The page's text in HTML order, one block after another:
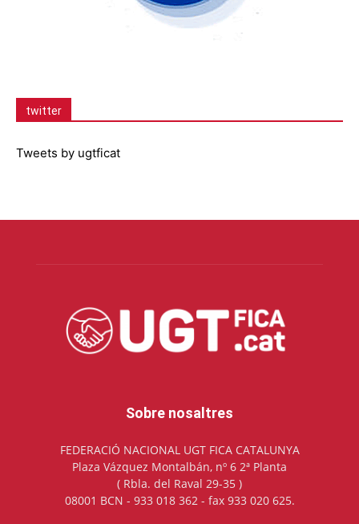
twitter
Tweets by ugtficat
Sobre nosaltres
FEDERACIÓ NACIONAL UGT FICA CATALUNYA
Plaza Vázquez Montalbán, nº 6 2ª Planta
( Rbla. del Raval 29-35 )
08001 BCN - 933 018 362 - fax 933 020 625.